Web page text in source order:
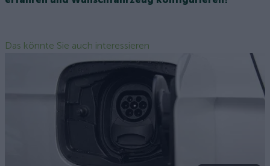
Das könnte Sie auch interessieren